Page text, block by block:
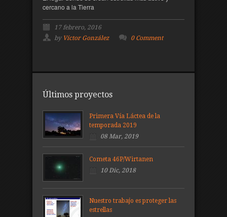
cercano a la Tierra
17 febrero, 2016
by Víctor González 0 Comment
Últimos proyectos
Primera Vía Láctea de la
temporada 2019
08 Mar, 2019
Cometa 46P/Wirtanen
10 Dic, 2018
Nuestro trabajo es proteger las
estrellas